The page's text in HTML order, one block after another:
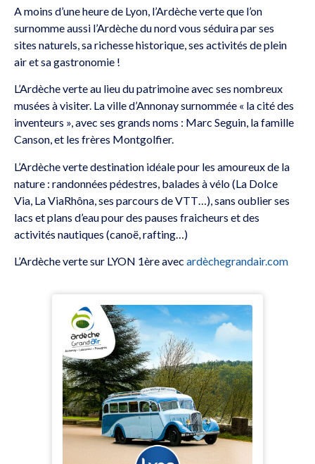
A moins d’une heure de Lyon, l’Ardèche verte que l’on
surnomme aussi l’Ardèche du nord vous séduira par ses
sites naturels, sa richesse historique, ses activités de plein
air et sa gastronomie !
L’Ardèche verte au lieu du patrimoine avec ses nombreux
musées à visiter. La ville d’Annonay surnommée « la cité des
inventeurs », avec ses grands noms : Marc Seguin, la famille
Canson, et les frères Montgolfier.
L’Ardèche verte destination idéale pour les amoureux de la
nature : randonnées pédestres, balades à vélo (La Dolce
Via, La ViaRhôna, ses parcours de VTT…), sans oublier ses
lacs et plans d’eau pour des pauses fraicheurs et des
activités nautiques (canoë, rafting…)
L’Ardèche verte sur LYON 1ère avec ardèchegrandair.com